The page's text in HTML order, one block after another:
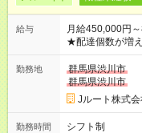
給与
月給450,000円
★配達個数が増
ど！ ・主要都市エリア 月収55万円／週5日稼働 月収65万~112
万円／週6日稼働 ・地方郊外エリア 月収40万円／週5日稼働 月
収40万円~50万円／週6日稼働 ＜モ
円 (27歳男性/江
(日休み) ■月収80万円(43歳男性/墨田区在住)※元営業 1日200個
勤務地
群馬県渋川市
群馬県渋川市
Jルート株式会
勤務時間
シフト制